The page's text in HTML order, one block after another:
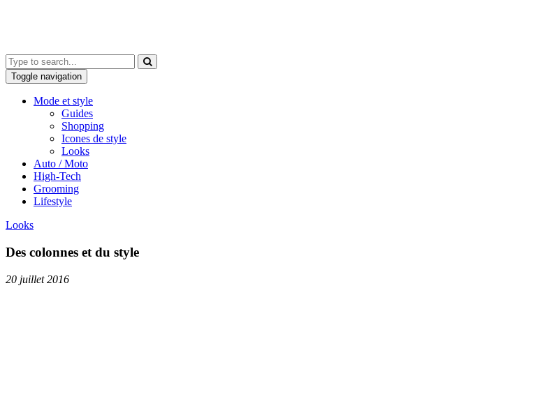
Toggle navigation
Mode et style
Guides
Shopping
Icones de style
Looks
Auto / Moto
High-Tech
Grooming
Lifestyle
Looks
Des colonnes et du style
20 juillet 2016